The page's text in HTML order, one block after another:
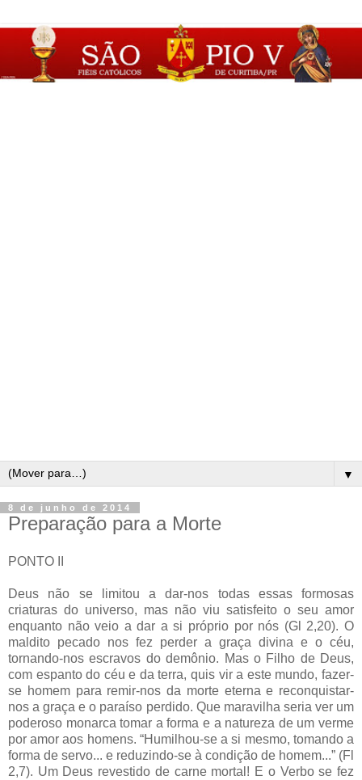
▼
8 de junho de 2014
Preparação para a Morte
PONTO II
Deus não se limitou a dar-nos todas essas formosas
criaturas do universo, mas não viu satisfeito o seu amor
enquanto não veio a dar a si próprio por nós (Gl 2,20). O
maldito pecado nos fez perder a graça divina e o céu,
tornando-nos escravos do demônio. Mas o Filho de Deus,
com espanto do céu e da terra, quis vir a este mundo, fazer-
se homem para remir-nos da morte eterna e reconquistar-
nos a graça e o paraíso perdido. Que maravilha seria ver um
poderoso monarca tomar a forma e a natureza de um verme
por amor aos homens. “Humilhou-se a si mesmo, tomando a
forma de servo... e reduzindo-se à condição de homem...” (Fl
2,7). Um Deus revestido de carne mortal! E o Verbo se fez